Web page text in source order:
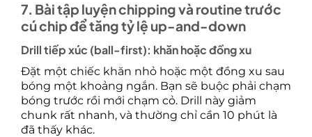
7. Bài tập luyện chipping và routine trước
cú chip để tăng tỷ lệ up-and-down
Drill tiếp xúc (ball-first): khăn hoặc đồng xu
Đặt một chiếc khăn nhỏ hoặc một đồng xu sau
bóng một khoảng ngắn. Bạn sẽ buộc phải chạm
bóng trước rồi mới chạm cỏ. Drill này giảm
chunk rất nhanh, và thường chỉ cần 10 phút là
đã thấy khác.